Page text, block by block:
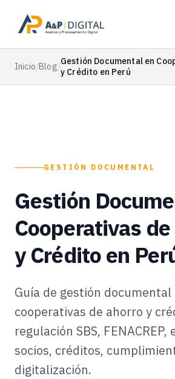
Inicio/Blog/Gestión Documental en
y Crédito en Perú
GESTIÓN DOCUMENTAL
Gestión
Cooperativas
y Crédito en
Guía de gestión documental
cooperativas de ahorro y
regulación SBS,
socios, créditos,
digitalización.